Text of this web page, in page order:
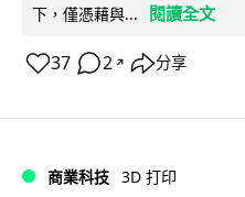
下，僅憑藉與...
閱讀全文
37 2 ↗ 分享
商業科技 3D 打印